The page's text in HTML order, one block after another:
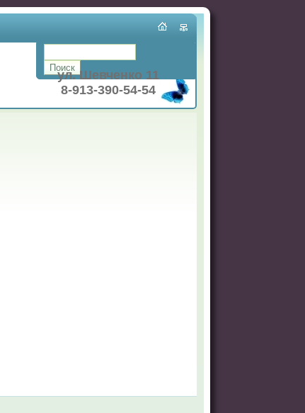
ул. Шевченко 11
8-913-390-54-54